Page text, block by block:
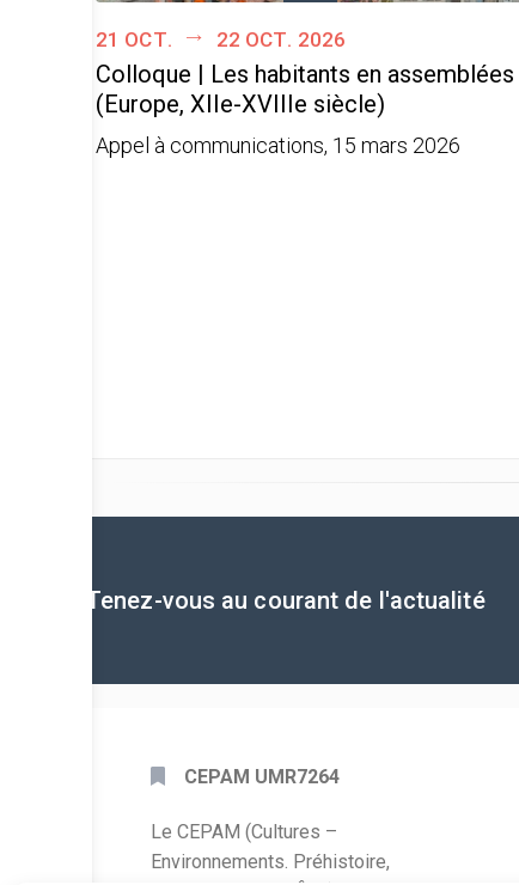
21 oct. 22 oct. 2026
Colloque | Les habitants en assemblées
(Europe, XIIe-XVIIIe siècle)
Appel à communications, 15 mars 2026
Tenez-vous au courant de l'actualité
CEPAM UMR7264
Le CEPAM (Cultures –
Environnements. Préhistoire,